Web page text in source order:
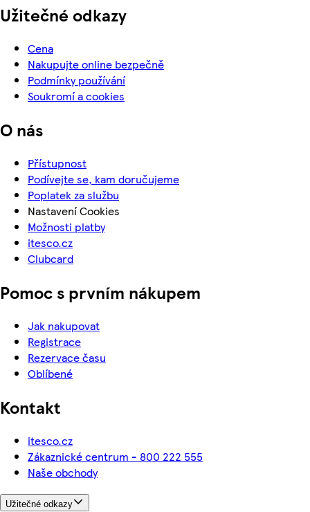
Užitečné odkazy
Cena
Nakupujte online bezpečně
Podmínky používání
Soukromí a cookies
O nás
Přístupnost
Podívejte se, kam doručujeme
Poplatek za službu
Nastavení Cookies
Možnosti platby
itesco.cz
Clubcard
Pomoc s prvním nákupem
Jak nakupovat
Registrace
Rezervace času
Oblíbené
Kontakt
itesco.cz
Zákaznické centrum - 800 222 555
Naše obchody
Užitečné odkazy